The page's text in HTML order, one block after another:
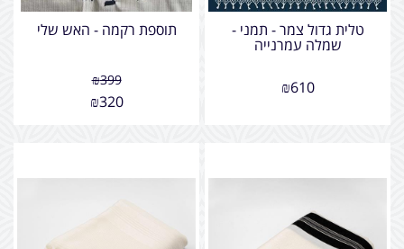
טלית גדול צמר - תמני -
שמלה עמרנייה
₪610
תוספת רקמה - האש שלי
₪399
₪320